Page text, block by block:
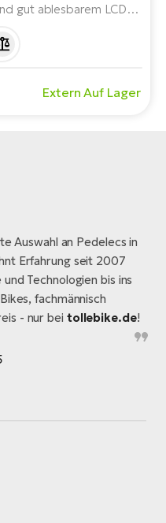
gut ablesbarem LCD-
Bereit für lange und
Extern Auf Lager
Auswahl an Pedelecs in
Erfahrung seit 2007
Technologien bis ins
fachmännisch
- nur bei tollebike.de!